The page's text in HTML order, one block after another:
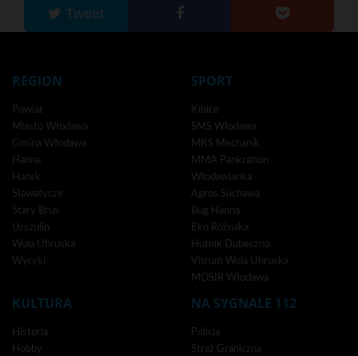
Tweet
REGION
Powiat
Miasto Włodawa
Gmina Włodawa
Hanna
Hańsk
Sławatycze
Stary Brus
Urszulin
Wola Uhruska
Wyryki
SPORT
Kibice
SMS Włodawa
MKS Mechanik
MMA Pankration
Włodawianka
Agros Suchawa
Bug Hanna
Eko Różnaka
Hutnik Dubeczno
Vitrum Wola Uhruska
MOSIR Włodawa
KULTURA
Historia
Hobby
NA SYGNALE 112
Policja
Straż Graniczna